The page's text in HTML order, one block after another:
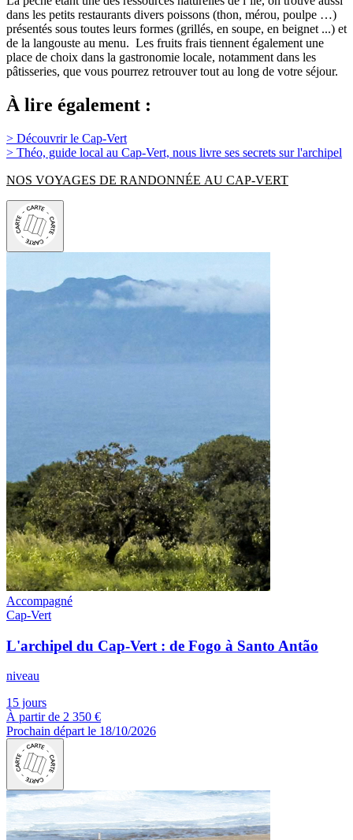
dans les petits restaurants divers poissons (thon, mérou, poulpe …)
présentés sous toutes leurs formes (grillés, en soupe, en beignet ...) et
de la langouste au menu. Les fruits frais tiennent également une
place de choix dans la gastronomie locale, notamment dans les
pâtisseries, que vous pourrez retrouver tout au long de votre séjour.
À lire également :
> Découvrir le Cap-Vert
> Théo, guide local au Cap-Vert, nous livre ses secrets sur l'archipel
NOS VOYAGES DE RANDONNÉE AU CAP-VERT
Accompagné
Cap-Vert
L'archipel du Cap-Vert : de Fogo à Santo Antão
niveau
15 jours
À partir de 2 350 €
Prochain départ le 18/10/2026